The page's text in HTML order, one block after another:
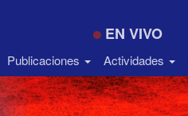
EN VIVO
Publicaciones Actividades